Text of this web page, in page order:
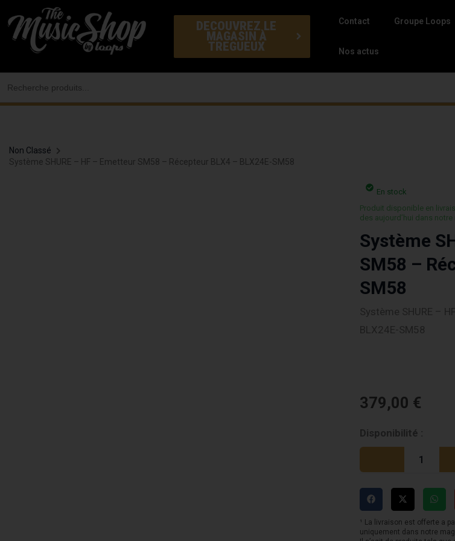
au
contenu
DECOUVREZ LE
MAGASIN À
TREGUEUX
Contact Groupe Loops
Nos actus
Non Classé
Système SHURE – HF – Emetteur SM58 – Récepteur BLX4 – BLX24E-SM58
En stock
Produit disponible en
des aujourd’hui dans
Système
SM58 –
SM58
Système SHURE –
BLX24E-SM58
379,00 €
Disponibilité :
quantité
de
SHURE
-
HF
¹ La livraison est offerte a
uniquement dans notre